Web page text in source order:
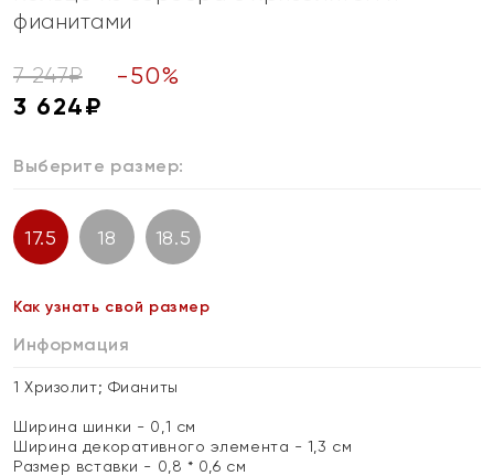
фианитами
7 247₽ -50%
3 624₽
Выберите размер:
17.5 18 18.5
Как узнать свой размер
Информация
1 Хризолит; Фианиты
Ширина шинки - 0,1 см
Ширина декоративного элемента - 1,3 см
Размер вставки - 0,8 * 0,6 см